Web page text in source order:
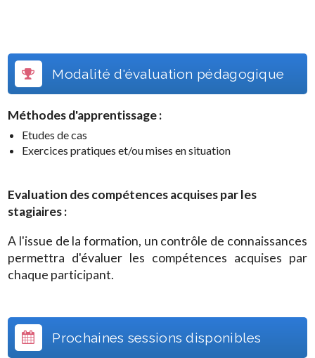
Modalité d'évaluation pédagogique
Méthodes d'apprentissage :
Etudes de cas
Exercices pratiques et/ou mises en situation
Evaluation des compétences acquises par les
stagiaires :
A l'issue de la formation, un contrôle de connaissances
permettra d'évaluer les compétences acquises par
chaque participant.
Prochaines sessions disponibles